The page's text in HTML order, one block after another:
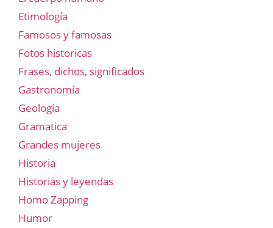
Etimología
Famosos y famosas
Fotos historicas
Frases, dichos, significados
Gastronomía
Geología
Gramatica
Grandes mujeres
Historia
Historias y leyendas
Homo Zapping
Humor